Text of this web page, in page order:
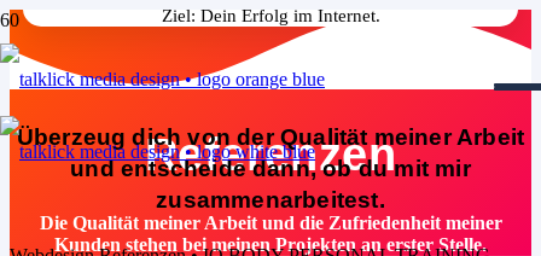
Referenzen
Die Qualität meiner Arbeit und die Zufriedenheit meiner
Kunden stehen bei meinen Projekten an erster Stelle.
Ziel: Dein Erfolg im Internet.
Überzeug dich von der Qualität meiner Arbeit
und entscheide dann, ob du mit mir
zusammenarbeitest.